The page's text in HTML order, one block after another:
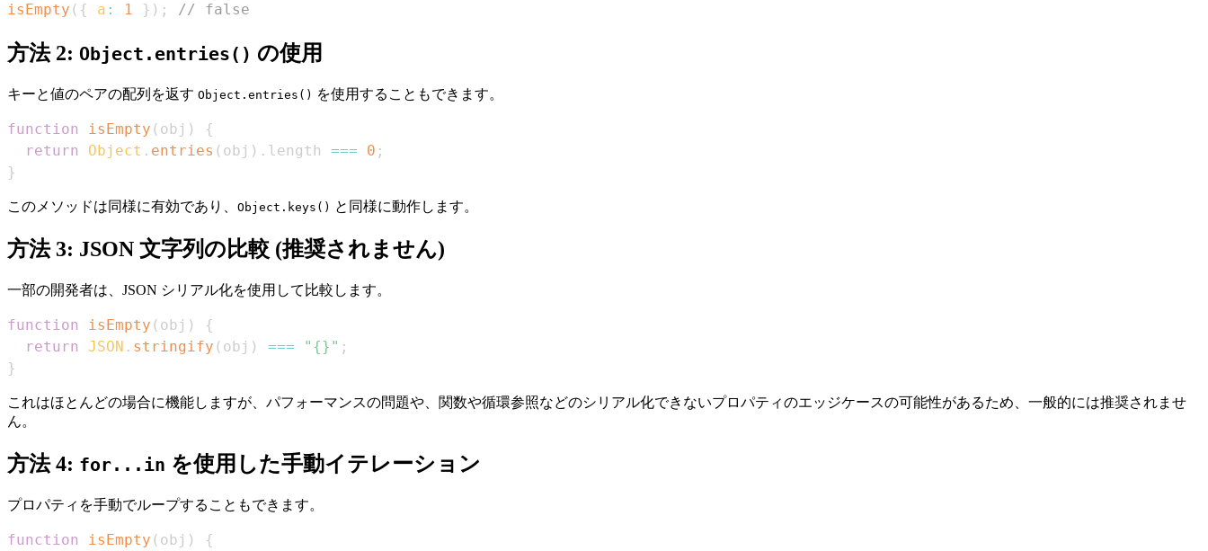
isEmpty ( { a : 1 } ) ; // false
方法 2: Object.entries() の使用
キーと値のペアの配列を返す Object.entries() を使用することもできます。
function isEmpty ( obj )
{
return
Object . entries ( obj ) . length === 0 ;
}
このメソッドは同様に有効であり、 Object.keys() と同様に動作します。
方法 3: JSON 文字列の比較 (推奨されません)
一部の開発者は、JSON シリアル化を使用して比較します。
function isEmpty ( obj )
{
return
JSON . stringify ( obj ) === "{}" ;
}
これはほとんどの場合に機能しますが、パフォーマンスの問題や、関数や循環参照などのシリアル化できないプロパティのエッジケースの可能性があるため、一般的には推奨されませ
ん。
方法 4: for...in を使用した手動イテレーション
プロパティを手動でループすることもできます。
function isEmpty ( obj )
{